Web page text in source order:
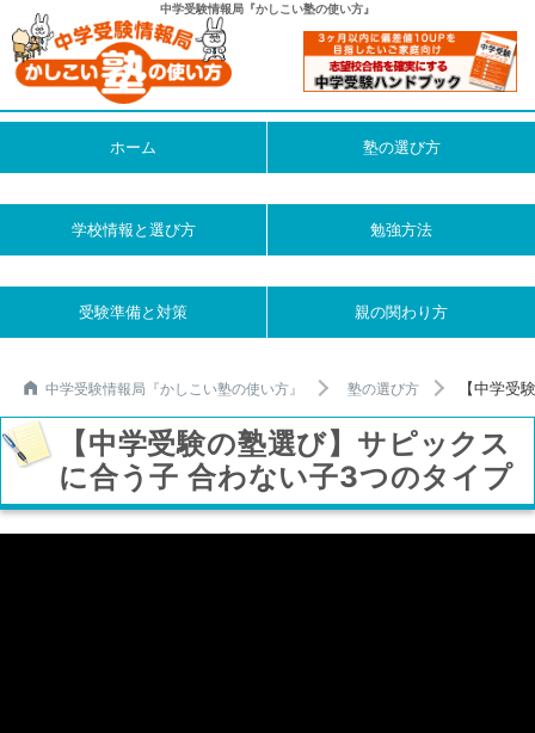
中学受験情報局『かしこい塾の使い方』
ホーム 塾の選び方
学校情報と選び方 勉強方法
受験準備と対策 親の関わり方
中学受験情報局『かしこい塾の使い方』 塾の選び方 【中学受
【中学受験の塾選び】サピックス
に合う子 合わない子3つのタイプ